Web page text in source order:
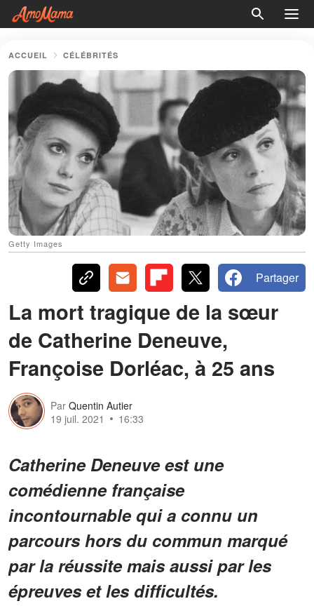
ACCUEIL CÉLÉBRITÉS
Getty Images
Partager
La mort tragique de la sœur
de Catherine Deneuve,
Françoise Dorléac, à 25 ans
Par Quentin Autier
19 juil. 2021
16:33
Catherine Deneuve est une
comédienne française
incontournable qui a connu un
parcours hors du commun marqué
par la réussite mais aussi par les
épreuves et les difficultés.